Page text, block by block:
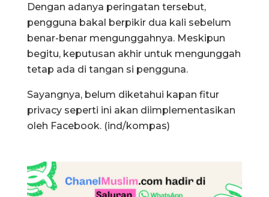
Dengan adanya peringatan tersebut,
pengguna bakal berpikir dua kali sebelum
benar-benar mengunggahnya. Meskipun
begitu, keputusan akhir untuk mengunggah
tetap ada di tangan si pengguna.
Sayangnya, belum diketahui kapan fitur
privacy seperti ini akan diimplementasikan
oleh Facebook. (ind/kompas)